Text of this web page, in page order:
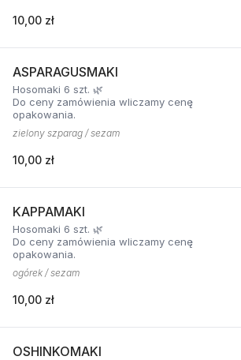
10,00 zł
ASPARAGUSMAKI
Hosomaki 6 szt. 🌿
Do ceny zamówienia wliczamy cenę
opakowania.
zielony szparag / sezam
10,00 zł
KAPPAMAKI
Hosomaki 6 szt. 🌿
Do ceny zamówienia wliczamy cenę
opakowania.
ogórek / sezam
10,00 zł
OSHINKOMAKI